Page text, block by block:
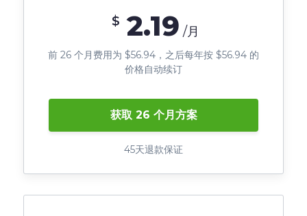
$ 2.19 /月
前 26 个月费用为 $56.94，之后每年按 $56.94 的
价格自动续订
获取 26 个月方案
45天退款保证